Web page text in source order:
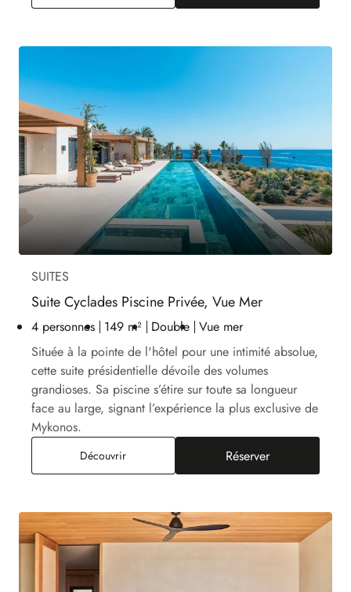
SUITES
Suite Cyclades Piscine Privée, Vue Mer
4 personnes 149 m² Double Vue mer
Située à la pointe de l'hôtel pour une intimité absolue,
cette suite présidentielle dévoile des volumes
grandioses. Sa piscine s’étire sur toute sa longueur
face au large, signant l’expérience la plus exclusive de
Mykonos.
DécouvrirSuite Cyclades Piscine Privée, Vue Mer
Réserver